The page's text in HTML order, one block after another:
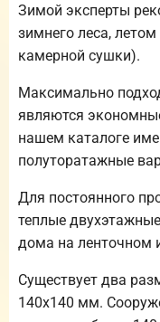
Зимой эксперты
зимнего леса, летом
камерной сушки).
Максимально
являются
нашем каталоге
полуторатажные
Для постоянного
теплые
дома на ленточном
Существует два
140х140 мм.